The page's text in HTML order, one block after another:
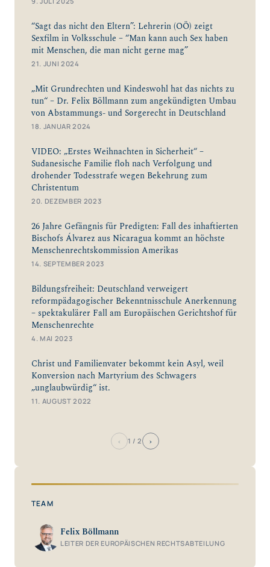
“Sagt das nicht den Eltern”: Lehrerin (OÖ) zeigt
Sexfilm in Volksschule – “Man kann auch Sex haben
mit Menschen, die man nicht gerne mag”
21. JUNI 2024
„Mit Grundrechten und Kindeswohl hat das nichts zu
tun“ – Dr. Felix Böllmann zum angekündigten Umbau
von Abstammungs- und Sorgerecht in Deutschland
18. JANUAR 2024
VIDEO: „Erstes Weihnachten in Sicherheit“ –
Sudanesische Familie floh nach Verfolgung und
drohender Todesstrafe wegen Bekehrung zum
Christentum
20. DEZEMBER 2023
26 Jahre Gefängnis für Predigten: Fall des inhaftierten
Bischofs Álvarez aus Nicaragua kommt an höchste
Menschenrechtskommission Amerikas
14. SEPTEMBER 2023
Bildungsfreiheit: Deutschland verweigert
reformpädagogischer Bekenntnisschule Anerkennung
– spektakulärer Fall am Europäischen Gerichtshof für
Menschenrechte ​
4. MAI 2023
Christ und Familienvater bekommt kein Asyl, weil
Konversion nach Martyrium des Schwagers
„unglaubwürdig“ ist.
11. AUGUST 2022
‹ 1 / 2 ›
TEAM
Felix Böllmann
LEITER DER EUROPÄISCHEN RECHTSABTEILUNG